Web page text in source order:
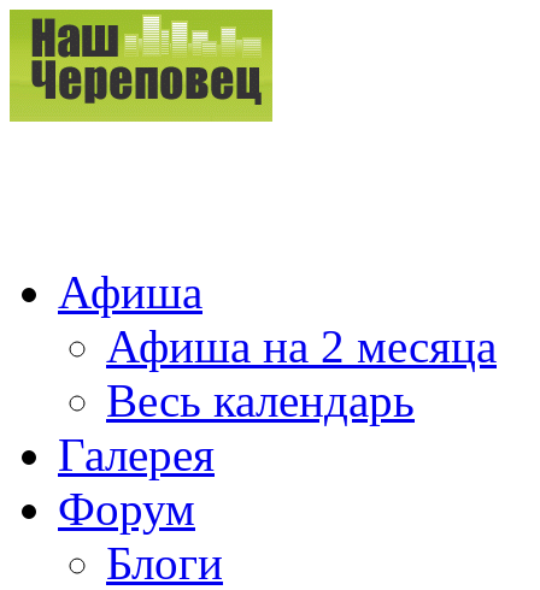
Афиша
Афиша на 2 месяца
Весь календарь
Галерея
Форум
Блоги